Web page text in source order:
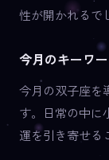
性が開かれるで
今月のキーワ
今月の双子座を
す。日常の中に
運を引き寄せる